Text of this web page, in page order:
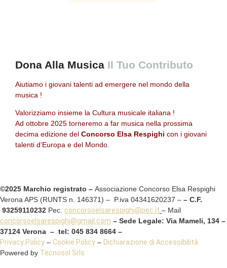
Dona Alla Musica Il Tuo Contributo
Aiutiamo i giovani talenti ad emergere nel mondo della
musica !
Valorizziamo insieme la Cultura musicale italiana !
Ad ottobre 2025 torneremo a far musica nella prossima
decima edizione del Concorso Elsa Respighi con i giovani
talenti d’Europa e del Mondo.
©2025 Marchio registrato – Associazione Concorso Elsa Respighi
Verona APS (RUNTS n. 146371) – P.iva 04341620237 – – C.F.
93259110232 Pec. concorsoelsarespighi@pec.it – Mail
concorsoelsarespighi@gmail.com – Sede Legale: Via Mameli, 134 –
37124 Verona – tel: 045 834 8664 –
Privacy Policy – Cookie Policy – Dichiarazione di Accessibilità
Powered by Tecnosol Srls